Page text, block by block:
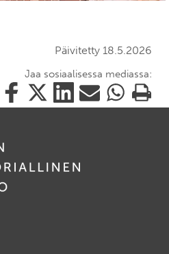
Päivitetty 18.5.2026
Jaa sosiaalisessa mediassa:
Jaa
tämä
Jaa
tämä
Jaa
tämä
Jaa
tämä
Jaa
tämä
Tulosta
tämä